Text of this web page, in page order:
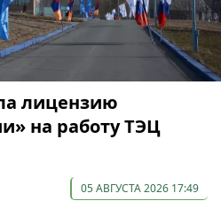
лицензию
на работу ТЭЦ
05 АВГУСТА 2026 17:49